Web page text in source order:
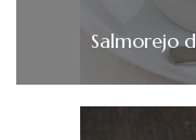
Salmorejo